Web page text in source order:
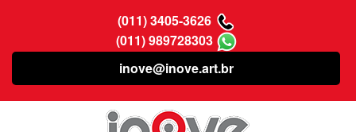
(011) 3405-3626
(011) 989728303
inove@inove.art.br